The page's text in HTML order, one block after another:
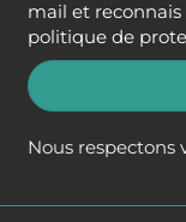
mail et reconnais
politique de
Nous respectons